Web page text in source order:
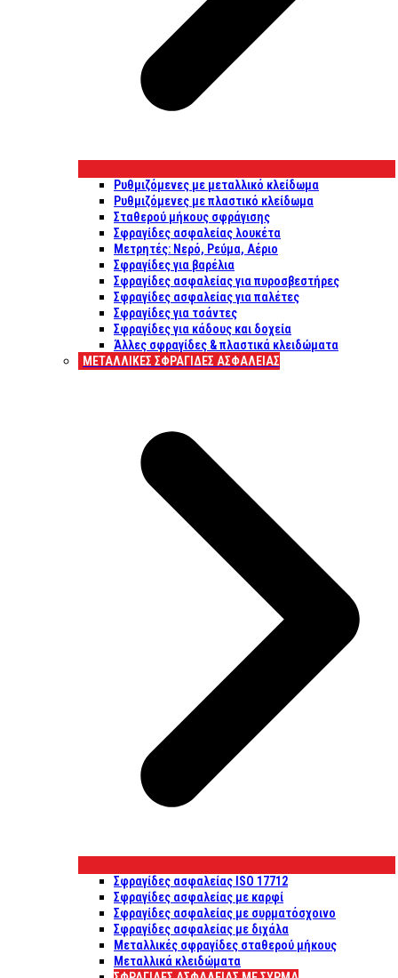
Ρυθμιζόμενες με μεταλλικό κλείδωμα
Ρυθμιζόμενες με πλαστικό κλείδωμα
Σταθερού μήκους σφράγισης
Σφραγίδες ασφαλείας λουκέτα
Μετρητές: Νερό, Ρεύμα, Αέριο
Σφραγίδες για βαρέλια
Σφραγίδες ασφαλείας για πυροσβεστήρες
Σφραγίδες ασφαλείας για παλέτες
Σφραγίδες για τσάντες
Σφραγίδες για κάδους και δοχεία
Άλλες σφραγίδες & πλαστικά κλειδώματα
ΜΕΤΑΛΛΙΚΕΣ ΣΦΡΑΓΙΔΕΣ ΑΣΦΑΛΕΙΑΣ
Σφραγίδες ασφαλείας ISO 17712
Σφραγίδες ασφαλείας με καρφί
Σφραγίδες ασφαλείας με συρματόσχοινο
Σφραγίδες ασφαλείας με διχάλα
Μεταλλικές σφραγίδες σταθερού μήκους
Μεταλλικά κλειδώματα